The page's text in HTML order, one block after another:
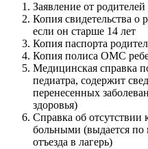
Заявление от
Копия свидетельства о
если он старше 14 лет
Копия паспорта
Копия полиса ОМС
Медицинская справка
педиатра, содержит
перенесенных
здоровья)
Справка об
больными (выдается по
отъезда в лагерь)